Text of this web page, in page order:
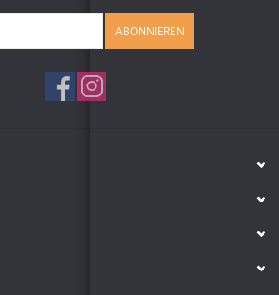
ABONNIEREN